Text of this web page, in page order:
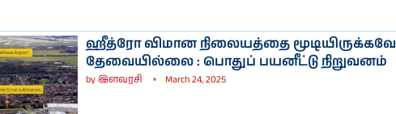
கண்ணாவின்
புகைப்படத்தொகுப்பு
பிரணிதாவின்
புகைப்படத்தொகுப்பு
ஹீத்ரோ விமான நிலையத்தை மூடியிருக்கவே
தேவையில்லை : பொதுப் பயனீட்டு நிறுவனம்
byஇளவரசி March 24, 2025